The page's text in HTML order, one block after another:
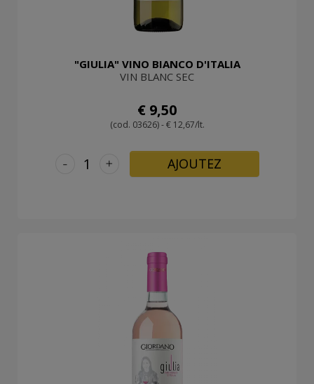
"GIULIA" VINO BIANCO D'ITALIA
VIN BLANC SEC
€ 9,50
(cod. 03626) - € 12,67/lt.
+
- AJOUTEZ